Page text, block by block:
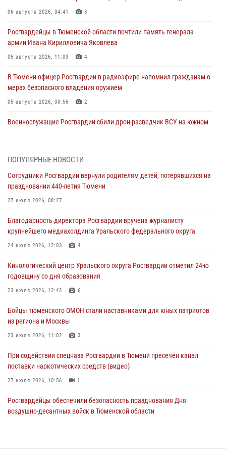
06 августа 2026, 04:41 3
Росгвардейцы в Тюменской области почтили память генерала
армии Ивана Кирилловича Яковлева
05 августа 2026, 11:03 4
В Тюмени офицер Росгвардии в радиоэфире напомнил гражданам о
мерах безопасного владения оружием
05 августа 2026, 09:56 2
Военнослужащие Росгвардии сбили дрон-разведчик ВСУ на южном
масштабных спортивных событий на Урале
05 августа 2026, 05:22
виновника ДТП
05 августа 2026, 05:15
труженицу тыла из Тюмени
04 августа 2026, 11:07
условиях в Тюменской области (видео)
04 августа 2026, 06:28
ПОПУЛЯРНЫЕ НОВОСТИ
Сотрудники Росгвардии вернули родителям детей, потерявшихся на
праздновании 440-летия Тюмени
27 июля 2026, 08:27
Благодарность директора Росгвардии вручена журналисту
крупнейшего медиахолдинга Уральского федерального округа
24 июля 2026, 12:03 4
Кинологический центр Уральского округа Росгвардии отметил 24-ю
годовщину со дня образования
23 июля 2026, 12:43 6
Бойцы тюменского ОМОН стали наставниками для юных патриотов
из региона и Москвы
23 июля 2026, 11:02 3
При содействии спецназа Росгвардии в Тюмени пресечён канал
поставки наркотических средств (видео)
27 июля 2026, 10:56 1
Росгвардейцы обеспечили безопасность празднования Дня
воздушно-десантных войск в Тюменской области